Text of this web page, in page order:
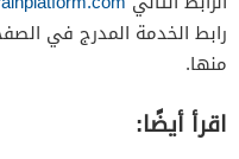
رابط الخدمة المدرج في
منها.
اقرأ أيضًا: